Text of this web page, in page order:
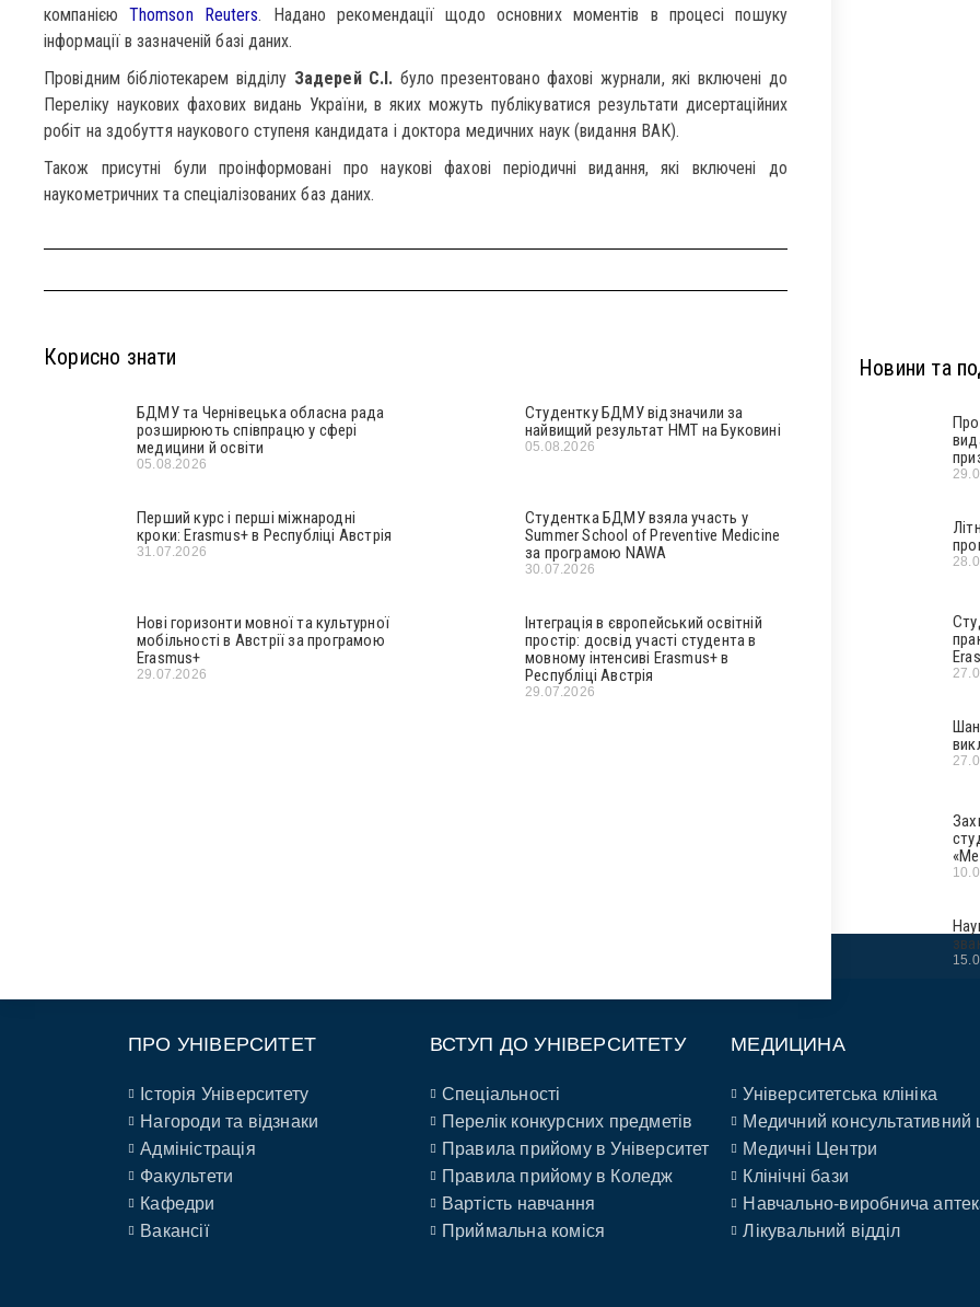
компанією Thomson Reuters. Надано рекомендації щодо основних моментів в процесі пошуку
інформації в зазначеній базі даних.
Провідним бібліотекарем відділу Задерей С.І. було презентовано фахові журнали, які включені до
Переліку наукових фахових видань України, в яких можуть публікуватися результати дисертаційних
робіт на здобуття наукового ступеня кандидата і доктора медичних наук (видання ВАК).
Також присутні були проінформовані про наукові фахові періодичні видання, які включені до
наукометричних та спеціалізованих баз даних.
Корисно знати
БДМУ та Чернівецька обласна рада
розширюють співпрацю у сфері
медицини й освіти
05.08.2026
Студентку БДМУ відзначили за
найвищий результат НМТ на Буковині
05.08.2026
Перший курс і перші міжнародні
кроки: Erasmus+ в Республіці Австрія
31.07.2026
Студентка БДМУ взяла участь у
Summer School of Preventive Medicine
за програмою NAWA
30.07.2026
Нові горизонти мовної та культурної
мобільності в Австрії за програмою
Erasmus+
29.07.2026
Інтеграція в європейський освітній
простір: досвід участі студента в
мовному інтенсиві Erasmus+ в
Республіці Австрія
29.07.2026
Новини та
ПРО УНІВЕРСИТЕТ
Історія Університету
Нагороди та відзнаки
Адміністрація
Факультети
Кафедри
Вакансії
ВСТУП ДО УНІВЕРСИТЕТУ
Спеціальності
Перелік конкурсних предметів
Правила прийому в Університет
Правила прийому в Коледж
Вартість навчання
Приймальна коміся
МЕДИЦИНА
Університетська клініка
Медичний консультативний
Медичні Центри
Клінічні бази
Навчально-виробнича
Лікувальний відділ